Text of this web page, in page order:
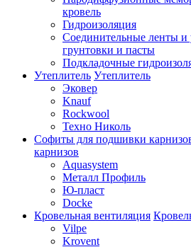
кровель
Гидроизоляция
Соединительные ленты и
грунтовки и пасты
Подкладочные
Утеплитель Утеплитель
Эковер
Knauf
Rockwool
Техно Николь
Софиты для подшивки
карнизов
Aquasystem
Металл Профиль
Ю-пласт
Docke
Кровельная вентиляция
Vilpe
Krovent